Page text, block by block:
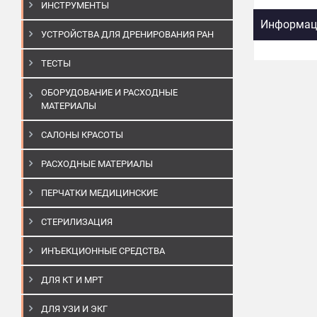
ИНСТРУМЕНТЫ
УСТРОЙСТВА ДЛЯ ДРЕНИРОВАНИЯ РАН
ТЕСТЫ
ОБОРУДОВАНИЕ И РАСХОДНЫЕ
МАТЕРИАЛЫ
САЛОНЫ КРАСОТЫ
РАСХОДНЫЕ МАТЕРИАЛЫ
ПЕРЧАТКИ МЕДИЦИНСКИЕ
СТЕРИЛИЗАЦИЯ
ИНЪЕКЦИОННЫЕ СРЕДСТВА
ДЛЯ КТ И МРТ
ДЛЯ УЗИ И ЭКГ